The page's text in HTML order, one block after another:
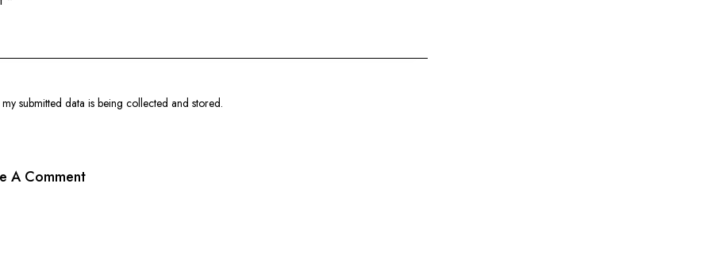
submitted data is beingcollected and stored.